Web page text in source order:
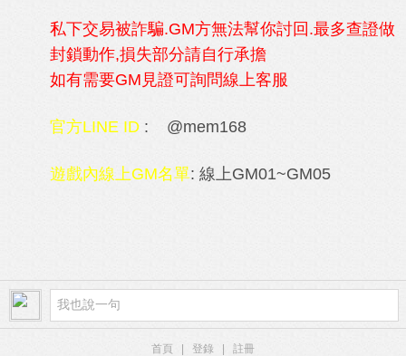
私下交易被詐騙.GM方無法幫你討回.最多查證做
封鎖動作,損失部分請自行承擔
如有需要GM見證可詢問線上客服
官方LINE ID : @mem168
遊戲內線上GM名單: 線上GM01~GM05
首頁 登錄 註冊